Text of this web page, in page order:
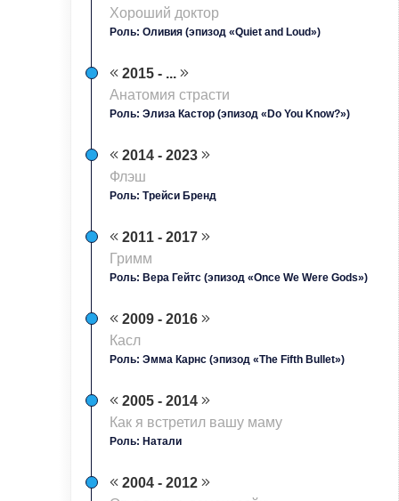
Хороший доктор
Роль: Оливия (эпизод «Quiet and Loud»)
2015 - ...
Анатомия страсти
Роль: Элиза Кастор (эпизод «Do You Know?»)
2014 - 2023
Флэш
Роль: Трейси Бренд
2011 - 2017
Гримм
Роль: Вера Гейтс (эпизод «Once We Were Gods»)
2009 - 2016
Касл
Роль: Эмма Карнс (эпизод «The Fifth Bullet»)
2005 - 2014
Как я встретил вашу маму
Роль: Натали
2004 - 2012